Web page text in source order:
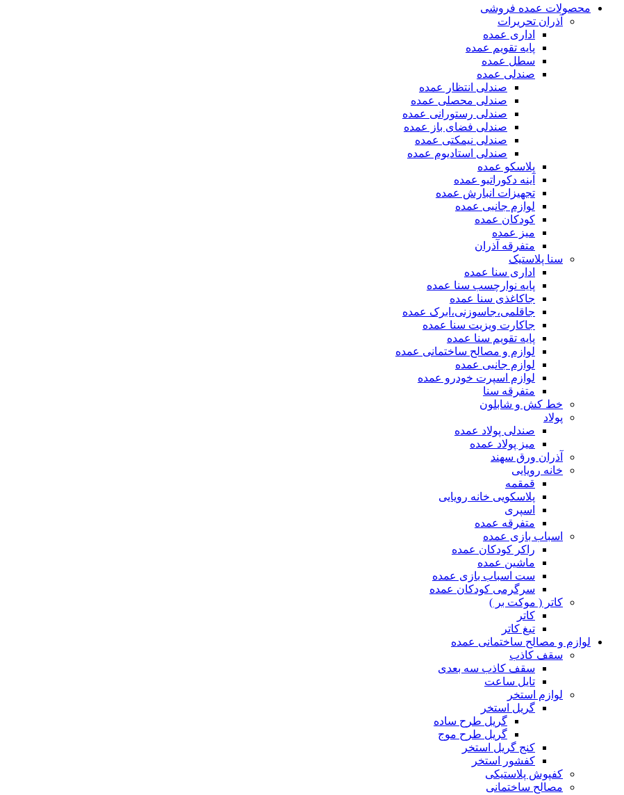
محصولات عمده فروشی
آذران تحریرات
اداری عمده
پایه تقویم عمده
سطل عمده
صندلی عمده
صندلی انتظار عمده
صندلی محصلی عمده
صندلی رستورانی عمده
صندلی فضای باز عمده
صندلی نیمکتی عمده
صندلی استادیوم عمده
پلاسکو عمده
آینه دکوراتیو عمده
تجهیزات انبارش عمده
لوازم جانبی عمده
کودکان عمده
میز عمده
متفرقه آذران
سنا پلاستیک
اداری سنا عمده
پایه نوارچسب سنا عمده
جاکاغذی سنا عمده
جاقلمی،جاسوزنی،ابرک عمده
جاکارت ویزیت سنا عمده
پایه تقویم سنا عمده
لوازم و مصالح ساختمانی عمده
لوازم جانبی عمده
لوازم اسپرت خودرو عمده
متفرقه سنا
خط کش و شابلون
پولاد
صندلی پولاد عمده
میز پولاد عمده
آذران ورق سهند
خانه رویایی
قمقمه
پلاسکویی خانه رویایی
اسپری
متفرقه عمده
اسباب بازی عمده
راکر کودکان عمده
ماشین عمده
ست اسباب بازی عمده
سرگرمی کودکان عمده
کاتر ( موکت بر )
کاتر
تیغ کاتر
لوازم و مصالح ساختمانی عمده
سقف کاذب
سقف کاذب سه بعدی
تایل ساعت
لوازم استخر
گریل استخر
گریل طرح ساده
گریل طرح موج
کنج گریل استخر
کفشور استخر
کفپوش پلاستیکی
مصالح ساختمانی